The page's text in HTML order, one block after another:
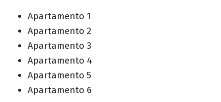
Apartamento 1
Apartamento 2
Apartamento 3
Apartamento 4
Apartamento 5
Apartamento 6